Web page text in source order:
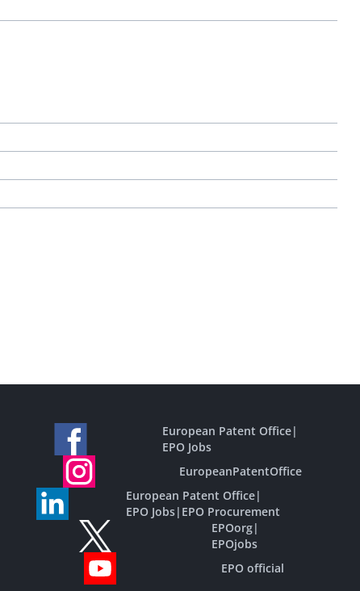
European Patent Office|
EPO Jobs
EuropeanPatentOffice
European Patent Office|
EPO Jobs| EPO Procurement
EPOorg|
EPOjobs
EPO official